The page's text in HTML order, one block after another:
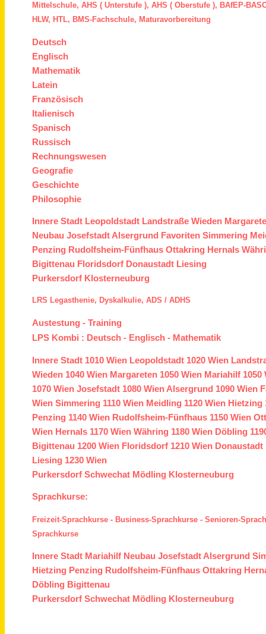
Mittelschule, AHS ( Unterstufe ), AHS ( Oberstufe ), BAfEP-
HLW, HTL, BMS-Fachschule, Maturavorbereitung
Deutsch
Englisch
Mathematik
Latein
Französisch
Italienisch
Spanisch
Russisch
Rechnungswesen
Geografie
Geschichte
Philosophie
Innere Stadt Leopoldstadt Landstraße Wieden
Neubau Josefstadt Alsergrund Favoriten Simmering
Penzing Rudolfsheim-Fünfhaus Ottakring Hernals
Bigittenau Floridsdorf Donaustadt Liesing
Purkersdorf Klosterneuburg
LRS Legasthenie, Dyskalkulie, ADS / ADHS
Austestung -Training
LPS Kombi : Deutsch - Englisch - Mathematik
Innere Stadt 1010 Wien Leopoldstadt 1020 Wien
Wieden 1040 Wien Margareten 1050 Wien Mariahilf 1050
1070 Wien Josefstadt 1080 Wien Alsergrund 1090 Wien
Wien Simmering 1110 Wien Meidling 1120 Wien Hietzing
Penzing 1140 Wien Rudolfsheim-Fünfhaus 1150 Wien
Wien Hernals 1170 Wien Währing 1180 Wien Döbling
Bigittenau 1200 Wien Floridsdorf 1210 Wien Donaustadt
Liesing 1230 Wien
Purkersdorf Schwechat Mödling Klosterneuburg
Sprachkurse:
Freizeit-Sprachkurse - Business-Sprachkurse -Senioren-
Sprachkurse
Innere Stadt Mariahilf Neubau Josefstadt Alsergrund
Hietzing Penzing Rudolfsheim-Fünfhaus Ottakring
Döbling Bigittenau
Purkersdorf Schwechat Mödling Klosterneuburg